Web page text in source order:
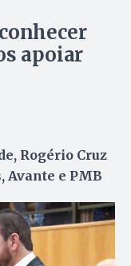
apoiar
Rogério Cruz
Avante e PMB